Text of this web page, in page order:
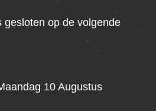
gesloten op de volgende
10 Augustus